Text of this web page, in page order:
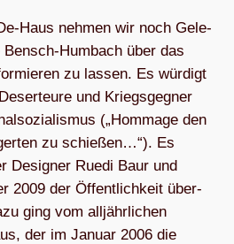
Haus neh­men wir noch Gele­
Hum­bach über das
zu las­sen. Es wür­digt
und Kriegs­geg­ner
(„Hom­mage den
zu schie­ßen…“). Es
Desi­gner Ruedi Baur und
2009 der Öffent­lich­keit über­
ging vom all­jähr­li­chen
der im Januar 2006 die